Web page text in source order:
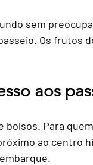
sem
Os frutos
aos
bolsos. Para
ao centro